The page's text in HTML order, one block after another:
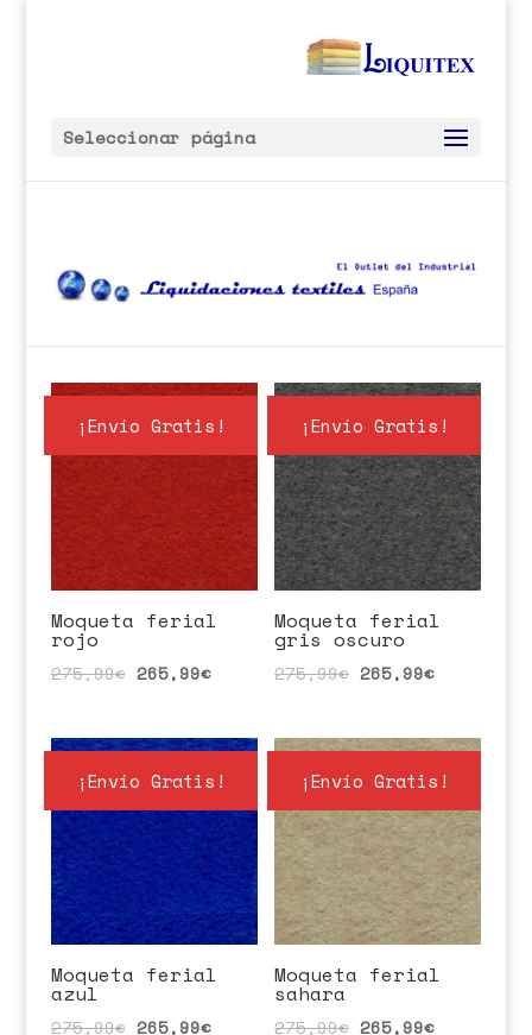
Seleccionar página
¡Envío Gratis!
Moqueta ferial
rojo
275,99€ 265,99€
¡Envío Gratis!
Moqueta ferial
gris oscuro
275,99€ 265,99€
¡Envío Gratis!
Moqueta ferial
azul
275,99€ 265,99€
¡Envío Gratis!
Moqueta ferial
sahara
275,99€ 265,99€